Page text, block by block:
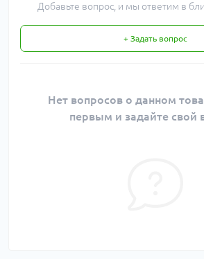
Добавьте вопрос, и мы ответим в
+ Задать вопрос
Нет вопросов о данном
первым и задайте свой